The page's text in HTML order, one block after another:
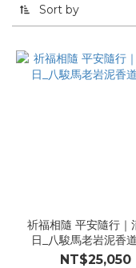
Range
(NT$)
Incense
Holder
(22)
Sort by
祈福相隨 平安隨行｜
日_八駿馬老岩泥香
NT$25,050